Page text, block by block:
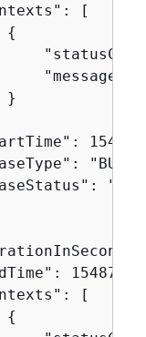
[
{
"message":
}
[
{